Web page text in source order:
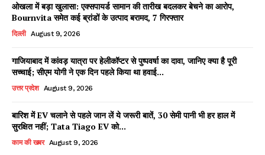
Facebook
X WhatsApp
Share
Read Latest News on AIN
NEWS 1 App
ओखला में बड़ा खुलासा: एक्सपायर्ड सामान की तारीख बदलकर बेचने का आरोप,
Bournvita समेत कई ब्रांडों के उत्पाद बरामद, 7 गिरफ्तार
दिल्ली August 9, 2026
गाजियाबाद में कांवड़ यात्रा पर हेलीकॉप्टर से पुष्पवर्षा का दावा, जानिए क्या है पूरी
सच्चाई; सीएम योगी ने एक दिन पहले किया था हवाई...
उत्तर प्रदेश August 9, 2026
बारिश में EV चलाने से पहले जान लें ये जरूरी बातें, 30 सेमी पानी भी हर हाल में
सुरक्षित नहीं; Tata Tiago EV को...
काम की खबर August 9, 2026